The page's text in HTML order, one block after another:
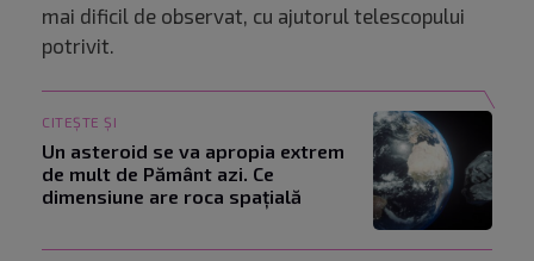
mai dificil de observat, cu ajutorul telescopului
potrivit.
CITEȘTE ȘI
Un asteroid se va apropia extrem
de mult de Pământ azi. Ce
dimensiune are roca spațială